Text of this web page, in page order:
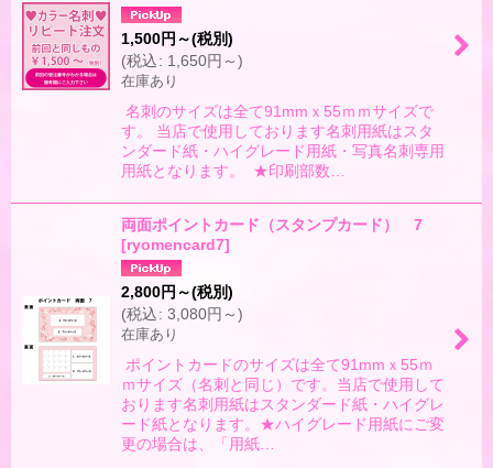
1,500円 ～(税別)
(税込: 1,650円 ～)
在庫あり
名刺のサイズは全て91mmｘ55ｍｍサイズで
す。 当店で使用しております名刺用紙はスタ
ンダード紙・ハイグレード用紙・写真名刺専用
用紙となります。 ★印刷部数…
両面ポイントカード（スタンプカード） 7
[ryomencard7]
2,800円 ～(税別)
(税込: 3,080円 ～)
在庫あり
ポイントカードのサイズは全て91mmｘ55ｍ
ｍサイズ（名刺と同じ）です。当店で使用して
おります名刺用紙はスタンダード紙・ハイグレ
ード紙となります。★ハイグレード用紙にご変
更の場合は、「用紙…